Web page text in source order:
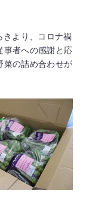
きより、コロナ禍
事者への感謝と応
菜の詰め合わせが